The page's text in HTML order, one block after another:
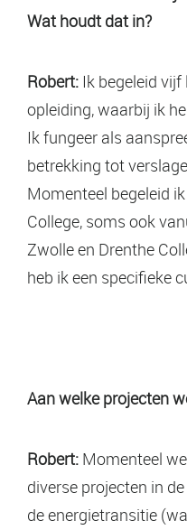
Wat houdt dat in?
Robert: Ik begeleid
opleiding, waarbij ik
Ik fungeer als
betrekking tot
Momenteel begeleid
College, soms ook
Zwolle en Drenthe
heb ik een specifieke
Aan welke projecten
Robert: Momenteel
diverse projecten in
de energietransitie